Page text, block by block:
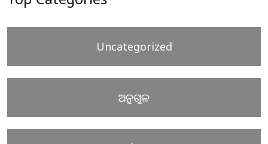
Uncategorized
ଅନୁଗୁଳ